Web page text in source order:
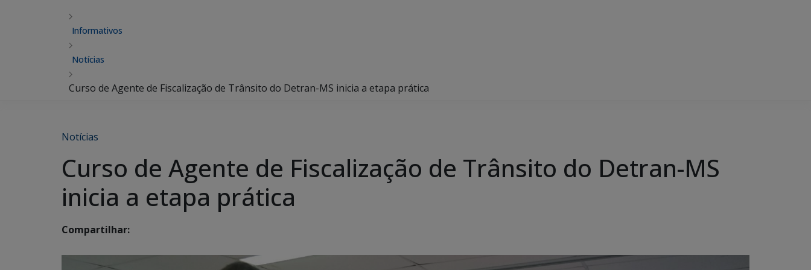
Informativos
Notícias
Curso de Agente de Fiscalização de Trânsito do Detran-MS inicia a etapa prática
Notícias
Curso de Agente de Fiscalização de Trânsito do Detran-MS
inicia a etapa prática
Compartilhar: